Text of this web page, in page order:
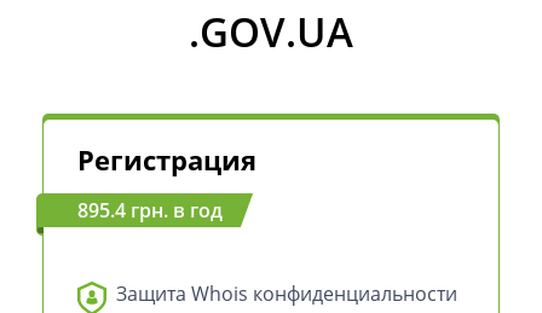
.GOV.UA
Регистрация
895.4 грн. в год
Защита Whois конфиденциальности